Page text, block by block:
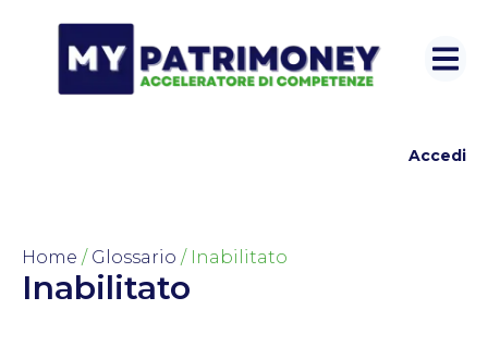
Accedi
Home / Glossario / Inabilitato
Inabilitato